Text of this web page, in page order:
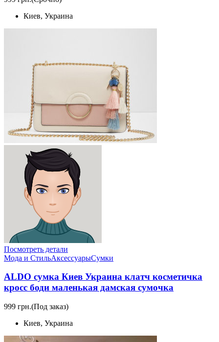
Киев, Украина
Посмотреть детали
Мода и СтильАксессуарыСумки
ALDO сумка Киев Украина клатч коcметичка
кросс боди маленькая дамская сумочка
999 грн.(Под заказ)
Киев, Украина